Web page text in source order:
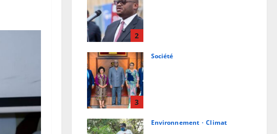
2
7 août 2026
3
Société
Environnement Climat